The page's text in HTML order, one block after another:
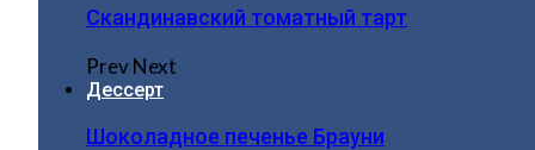
Скандинавский томатный тарт
PrevNext
Дессерт
Шоколадное печенье Брауни